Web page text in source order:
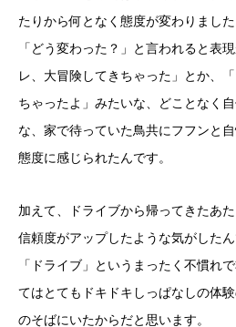
たりから何となく態度が変わりました
「どう変わった？」と言われると表
レ、大冒険してきちゃった」とか、
ちゃったよ」みたいな、どことなく
な、家で待っていた鳥共にフフンと
態度に感じられたんです。
加えて、ドライブから帰ってきたあ
信頼度がアップしたような気がしたん
「ドライブ」というまったく不慣れ
てはとてもドキドキしっぱなしの体
のそばにいたからだと思います。